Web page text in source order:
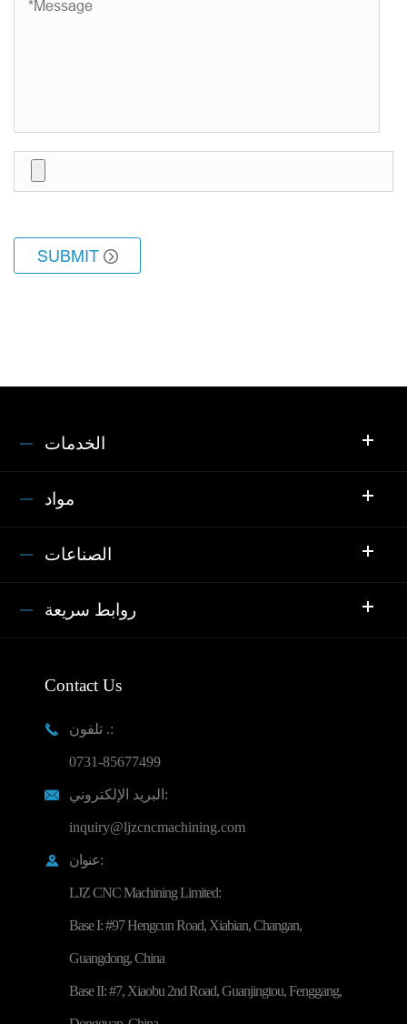
SUBMIT 
الخدمات
مواد
الصناعات
روابط سريعة
Contact Us

تلفون .:
0731-85677499

البريد الإلكتروني:
inquiry@ljzcncmachining.com

عنوان:
LJZ CNC Machining Limited:
Base I: #97 Hengcun Road, Xiabian, Changan,
Guangdong, China
Base II: #7, Xiaobu 2nd Road, Guanjingtou, Fenggang,